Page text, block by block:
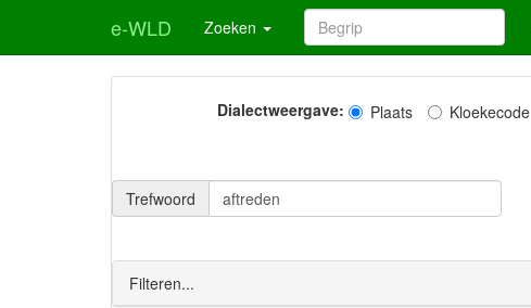
e-WLD Zoeken
Dialectweergave: Plaats Kloekecode
Trefwoord
Filteren...